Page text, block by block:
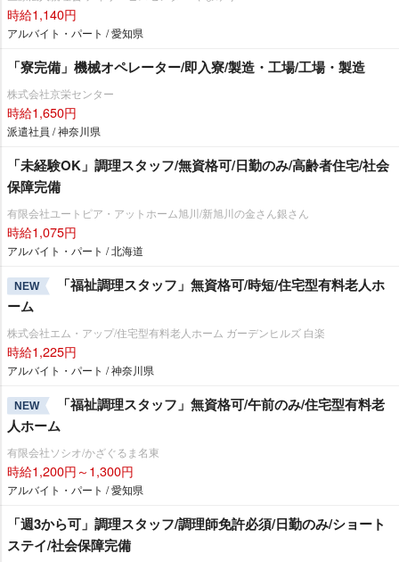
時給1,140円
アルバイト・パート / 愛知県
「寮完備」機械オペレーター/即入寮/製造・工場/工場・製造
株式会社京栄センター
時給1,650円
派遣社員 / 神奈川県
「未経験OK」調理スタッフ/無資格可/日勤のみ/高齢者住宅/社会
保障完備
有限会社ユートピア・アットホーム旭川/新旭川の金さん銀さん
時給1,075円
アルバイト・パート / 北海道
NEW
「福祉調理スタッフ」無資格可/時短/住宅型有料老人ホ
ーム
株式会社エム・アップ/住宅型有料老人ホーム ガーデンヒルズ 白楽
時給1,225円
アルバイト・パート / 神奈川県
NEW
「福祉調理スタッフ」無資格可/午前のみ/住宅型有料老
人ホーム
有限会社ソシオ/かざぐるま名東
時給1,200円～1,300円
アルバイト・パート / 愛知県
「週3から可」調理スタッフ/調理師免許必須/日勤のみ/ショート
ステイ/社会保障完備